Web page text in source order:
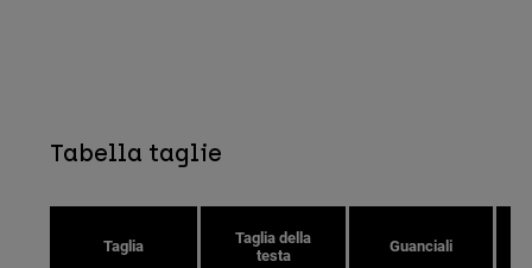
Tabella taglie
Taglia
Taglia della
testa
Guanciali